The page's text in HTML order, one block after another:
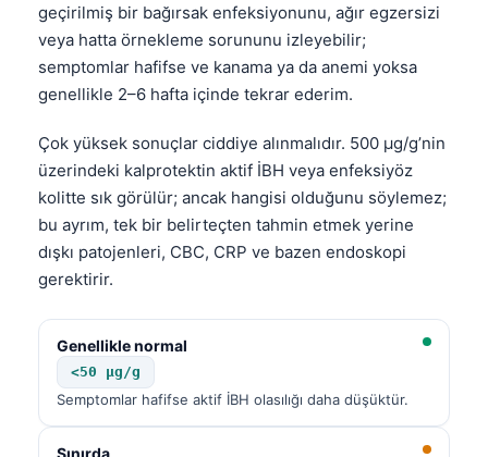
geçirilmiş bir bağırsak enfeksiyonunu, ağır egzersizi
veya hatta örnekleme sorununu izleyebilir;
semptomlar hafifse ve kanama ya da anemi yoksa
genellikle 2–6 hafta içinde tekrar ederim.
Çok yüksek sonuçlar ciddiye alınmalıdır. 500 µg/g’nin
üzerindeki kalprotektin aktif İBH veya enfeksiyöz
kolitte sık görülür; ancak hangisi olduğunu söylemez;
bu ayrım, tek bir belirteçten tahmin etmek yerine
dışkı patojenleri, CBC, CRP ve bazen endoskopi
gerektirir.
Genellikle normal
<50 µg/g
Semptomlar hafifse aktif İBH olasılığı daha düşüktür.
Sınırda
O‘zbekcha
Català
Suomi
Hrvatski
Slovenčina
كوردی‎
سنڌي
සිංහල
অসমীয়া